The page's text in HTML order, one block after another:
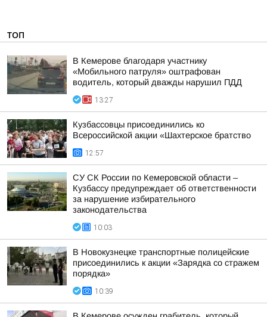
ТОП
В Кемерове благодаря участнику
«Мобильного патруля» оштрафован
водитель, который дважды нарушил ПДД
13:27
Кузбассовцы присоединились ко
Всероссийской акции «Шахтерское братство
12:57
СУ СК России по Кемеровской области –
Кузбассу предупреждает об ответственности
за нарушение избирательного
законодательства
10:03
В Новокузнецке транспортные полицейские
присоединились к акции «Зарядка со стражем
порядка»
10:39